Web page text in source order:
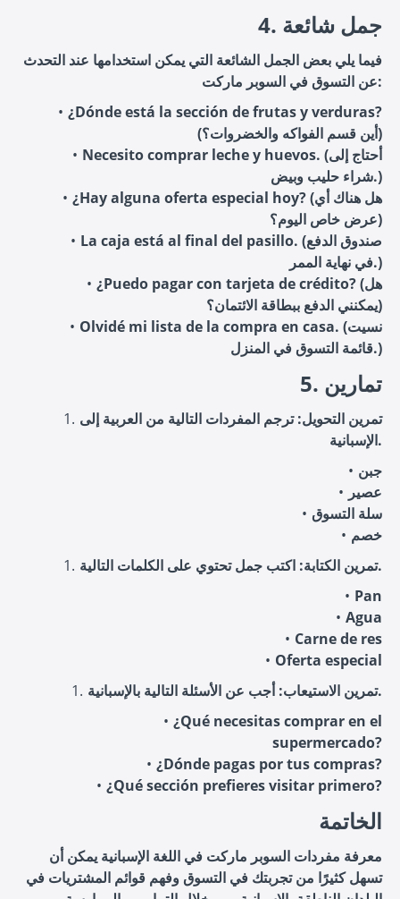
4. جمل شائعة
فيما يلي بعض الجمل الشائعة التي يمكن استخدامها عند التحدث
عن التسوق في السوبر ماركت:
¿Dónde está la sección de frutas y verduras?
(أين قسم الفواكه والخضروات؟)
Necesito comprar leche y huevos. (أحتاج إلى
شراء حليب وبيض.)
¿Hay alguna oferta especial hoy? (هل هناك أي
عرض خاص اليوم؟)
La caja está al final del pasillo. (صندوق الدفع
في نهاية الممر.)
¿Puedo pagar con tarjeta de crédito? (هل
يمكنني الدفع ببطاقة الائتمان؟)
Olvidé mi lista de la compra en casa. (نسيت
قائمة التسوق في المنزل.)
5. تمارين
تمرين التحويل: ترجم المفردات التالية من العربية إلى
الإسبانية.
جبن
عصير
سلة التسوق
خصم
تمرين الكتابة: اكتب جمل تحتوي على الكلمات التالية.
Pan
Agua
Carne de res
Oferta especial
تمرين الاستيعاب: أجب عن الأسئلة التالية بالإسبانية.
¿Qué necesitas comprar en el
supermercado?
¿Dónde pagas por tus compras?
¿Qué sección prefieres visitar primero?
الخاتمة
معرفة مفردات السوبر ماركت في اللغة الإسبانية يمكن أن
تسهل كثيرًا من تجربتك في التسوق وفهم قوائم المشتريات في